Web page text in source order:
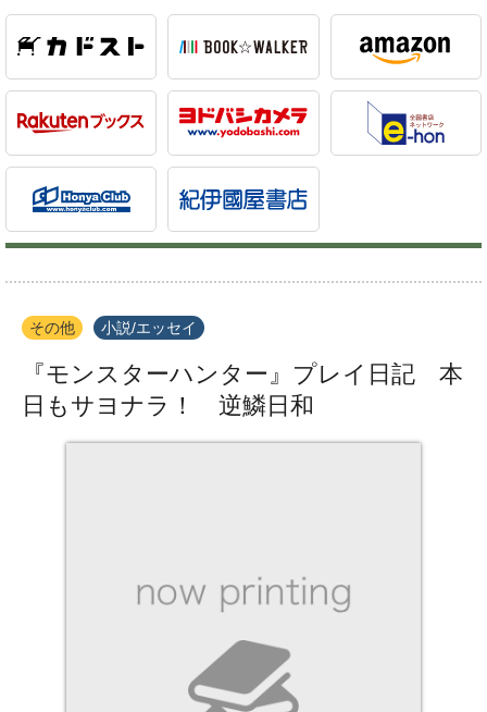
その他 小説/エッセイ
『モンスターハンター』プレイ日記 本
日もサヨナラ！ 逆鱗日和